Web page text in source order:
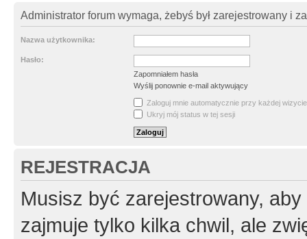
Administrator forum wymaga, żebyś był zarejestrowany i
Nazwa użytkownika:
Hasło:
Zapomniałem hasła
Wyślij ponownie e-mail aktywujący
Zaloguj mnie automatycznie przy każdej wizycie
Ukryj mój status w tej sesji
REJESTRACJA
Musisz być zarejestrowany,
zajmuje tylko kilka chwil, ale